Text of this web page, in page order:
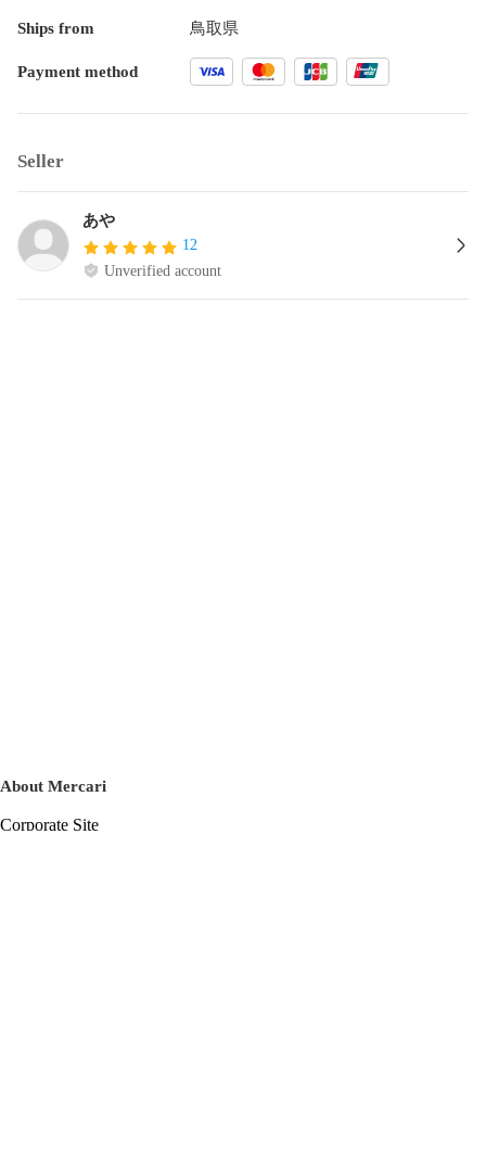
Ships from 鳥取県
Payment method
Seller
あや
12
Unverified account
About Mercari
Corporate Site